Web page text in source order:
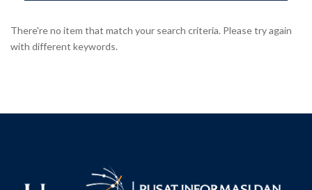
There're no item that match your search criteria. Please try again
with different keywords.